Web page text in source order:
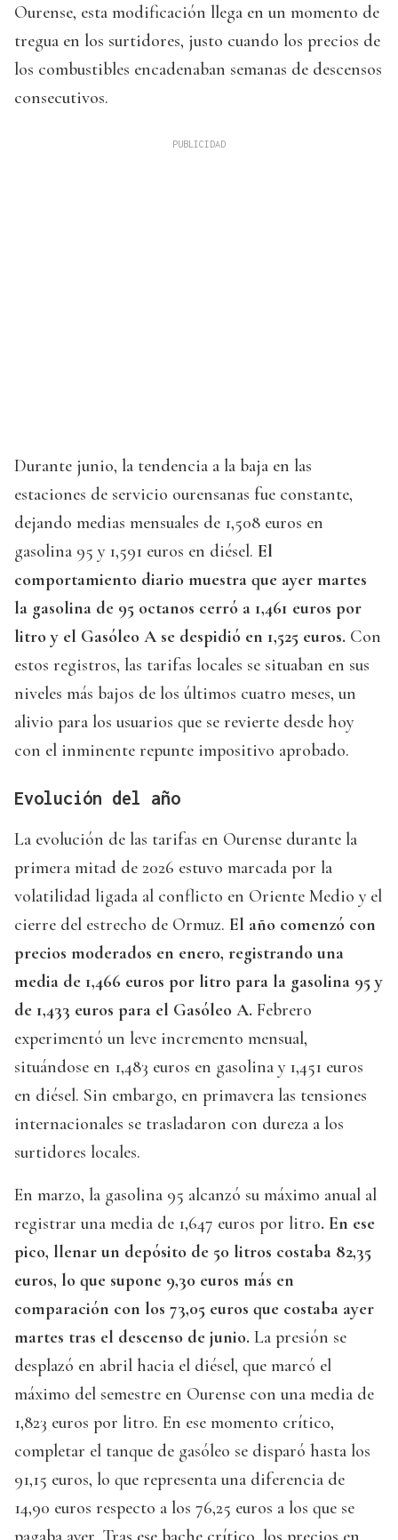
Ourense, esta modificación llega en un momento de
tregua en los surtidores, justo cuando los precios de
los combustibles encadenaban semanas de descensos
consecutivos.
Durante junio, la tendencia a la baja en las
estaciones de servicio ourensanas fue constante,
dejando medias mensuales de 1,508 euros en
gasolina 95 y 1,591 euros en diésel. El
comportamiento diario muestra que ayer martes
la gasolina de 95 octanos cerró a 1,461 euros por
litro y el Gasóleo A se despidió en 1,525 euros. Con
estos registros, las tarifas locales se situaban en sus
niveles más bajos de los últimos cuatro meses, un
alivio para los usuarios que se revierte desde hoy
con el inminente repunte impositivo aprobado.
Evolución del año
La evolución de las tarifas en Ourense durante la
primera mitad de 2026 estuvo marcada por la
volatilidad ligada al conflicto en Oriente Medio y el
cierre del estrecho de Ormuz. El año comenzó con
precios moderados en enero, registrando una
media de 1,466 euros por litro para la gasolina 95 y
de 1,433 euros para el Gasóleo A. Febrero
experimentó un leve incremento mensual,
situándose en 1,483 euros en gasolina y 1,451 euros
en diésel. Sin embargo, en primavera las tensiones
internacionales se trasladaron con dureza a los
surtidores locales.
En marzo, la gasolina 95 alcanzó su máximo anual al
registrar una media de 1,647 euros por litro. En ese
pico, llenar un depósito de 50 litros costaba 82,35
euros, lo que supone 9,30 euros más en
comparación con los 73,05 euros que costaba ayer
martes tras el descenso de junio. La presión se
desplazó en abril hacia el diésel, que marcó el
máximo del semestre en Ourense con una media de
1,823 euros por litro. En ese momento crítico,
completar el tanque de gasóleo se disparó hasta los
91,15 euros, lo que representa una diferencia de
14,90 euros respecto a los 76,25 euros a los que se